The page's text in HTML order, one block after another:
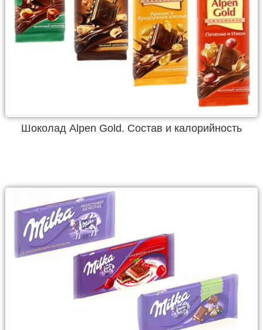
Шоколад Alpen Gold. Состав и калорийность